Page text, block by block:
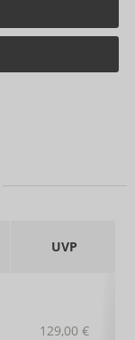
UVP
129,00 €